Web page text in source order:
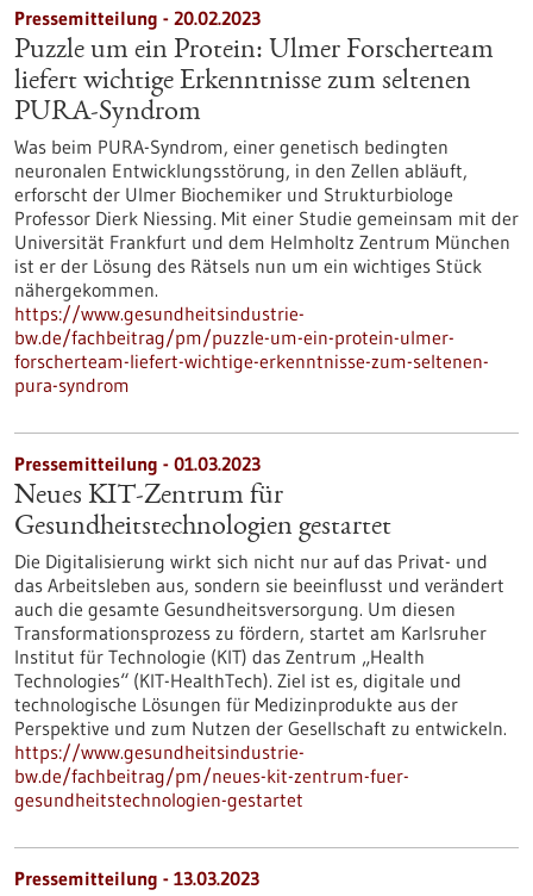
Pressemitteilung - 20.02.2023
Puzzle um ein Protein: Ulmer Forscherteam
liefert wichtige Erkenntnisse zum seltenen
PURA-Syndrom
Was beim PURA-Syndrom, einer genetisch bedingten
neuronalen Entwicklungsstörung, in den Zellen abläuft,
erforscht der Ulmer Biochemiker und Strukturbiologe
Professor Dierk Niessing. Mit einer Studie gemeinsam mit der
Universität Frankfurt und dem Helmholtz Zentrum München
ist er der Lösung des Rätsels nun um ein wichtiges Stück
nähergekommen.
https://www.gesundheitsindustrie-
bw.de/fachbeitrag/pm/puzzle-um-ein-protein-ulmer-
forscherteam-liefert-wichtige-erkenntnisse-zum-seltenen-
pura-syndrom
Pressemitteilung - 01.03.2023
Neues KIT-Zentrum für
Gesundheitstechnologien gestartet
Die Digitalisierung wirkt sich nicht nur auf das Privat- und
das Arbeitsleben aus, sondern sie beeinflusst und verändert
auch die gesamte Gesundheitsversorgung. Um diesen
Transformationsprozess zu fördern, startet am Karlsruher
Institut für Technologie (KIT) das Zentrum „Health
Technologies“ (KIT-HealthTech). Ziel ist es, digitale und
technologische Lösungen für Medizinprodukte aus der
Perspektive und zum Nutzen der Gesellschaft zu entwickeln.
https://www.gesundheitsindustrie-
bw.de/fachbeitrag/pm/neues-kit-zentrum-fuer-
gesundheitstechnologien-gestartet
Pressemitteilung - 13.03.2023